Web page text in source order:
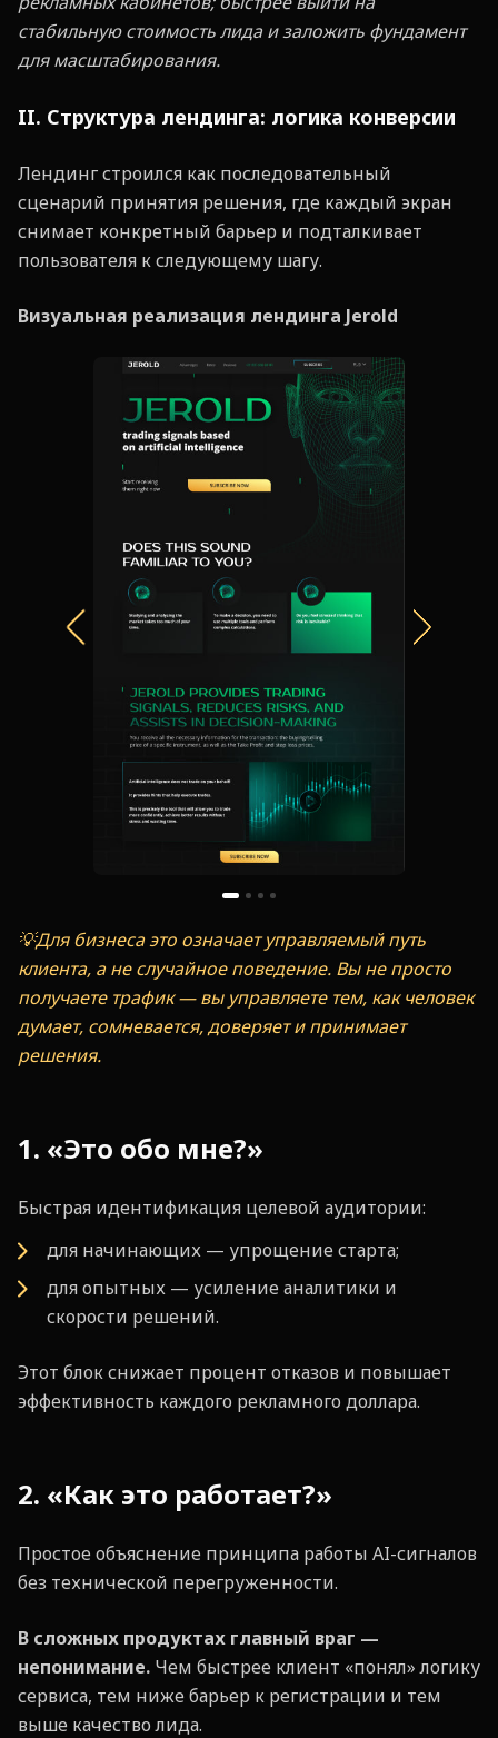
стабильную стоимость лида и заложить фундамент
для масштабирования.
II. Структура лендинга: логика конверсии
Лендинг строился как последовательный
сценарий принятия решения, где каждый экран
снимает конкретный барьер и подталкивает
пользователя к следующему шагу.
Визуальная реализация лендинга Jerold
💡Для бизнеса это означает управляемый путь
клиента, а не случайное поведение. Вы не просто
получаете трафик — вы управляете тем, как человек
думает, сомневается, доверяет и принимает
решения.
1. «Это обо мне?»
Быстрая идентификация целевой аудитории:
для начинающих — упрощение старта;
для опытных — усиление аналитики и
скорости решений.
Этот блок снижает процент отказов и повышает
эффективность каждого рекламного доллара.
2. «Как это работает?»
Простое объяснение принципа работы AI-сигналов
без технической перегруженности.
В сложных продуктах главный враг —
непонимание. Чем быстрее клиент «понял» логику
сервиса, тем ниже барьер к регистрации и тем
выше качество лида.